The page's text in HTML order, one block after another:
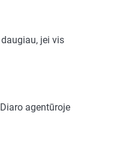
jei vis
agentūroje